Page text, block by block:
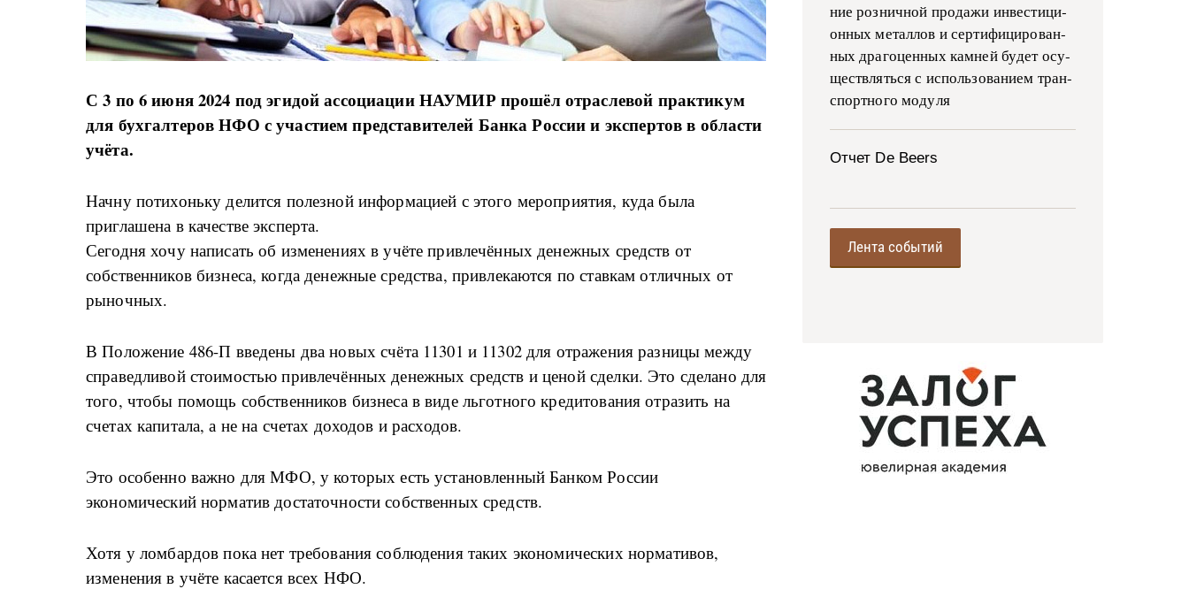
С 3 по 6 июня 2024 под эгидой ассоциации НАУМИР прошёл отраслевой практикум
для бухгалтеров НФО с участием представителей Банка России и экспертов в области
учёта.
Начну потихоньку делится полезной информацией с этого мероприятия, куда была
приглашена в качестве эксперта.
Сегодня хочу написать об изменениях в учёте привлечённых денежных средств от
собственников бизнеса, когда денежные средства, привлекаются по ставкам отличных от
рыночных.
В Положение 486-П введены два новых счёта 11301 и 11302 для отражения разницы между
справедливой стоимостью привлечённых денежных средств и ценой сделки. Это сделано для
того, чтобы помощь собственников бизнеса в виде льготного кредитования отразить на
счетах капитала, а не на счетах доходов и расходов.
Это особенно важно для МФО, у которых есть установленный Банком России
экономический норматив достаточности собственных средств.
Хотя у ломбардов пока нет требования соблюдения таких экономических нормативов,
изменения в учёте касается всех НФО.
ние роз­ни­ч­ной про­да­жи ин­ве­сти­ци­
он­ных ме­тал­лов и сер­ти­фи­ци­ро­ван­
ных дра­го­цен­ных ка­м­ней бу­дет осу­
ще­ств­лять­ся с ис­поль­зо­ва­ни­ем тран­
с­пор­т­но­го мо­ду­ля
Отчет De Beers
Лента событий